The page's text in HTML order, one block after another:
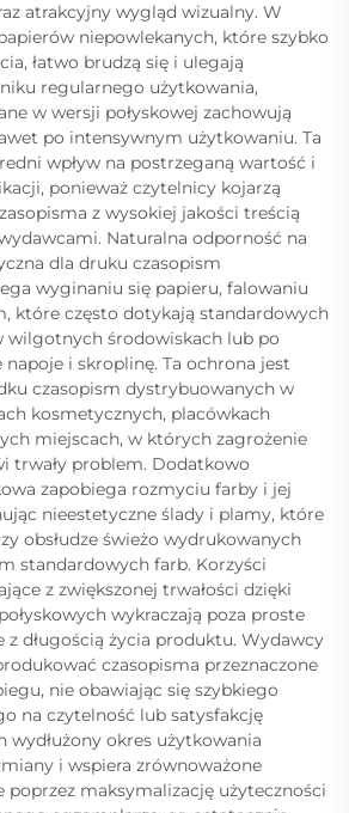
atrakcyjny wygląd wizualny. W
niepowlekanych, które szybko
łatwo brudzą się i ulegają
regularnego użytkowania,
w wersji połyskowej zachowują
po intensywnym użytkowaniu. Ta
wpływ na postrzeganą wartość i
ponieważ czytelnicy kojarzą
z wysokiej jakości treścią
Naturalna odporność na
dla druku czasopism
wyginaniu się papieru, falowaniu
które często dotykają standardowych
wilgotnych środowiskach lub po
napoje i skroplinę. Ta ochrona jest
czasopism dystrybuowanych w
kosmetycznych, placówkach
miejscach, w których zagrożenie
trwały problem. Dodatkowo
zapobiega rozmyciu farby i jej
nieestetyczne ślady i plamy, które
obsłudze świeżo wydrukowanych
standardowych farb. Korzyści
z zwiększonej trwałości dzięki
wykraczają poza proste
z długością życia produktu. Wydawcy
czasopisma przeznaczone
nie obawiając się szybkiego
na czytelność lub satysfakcję
wydłużony okres użytkowania
i wspiera zrównoważone
poprzez maksymalizację użyteczności